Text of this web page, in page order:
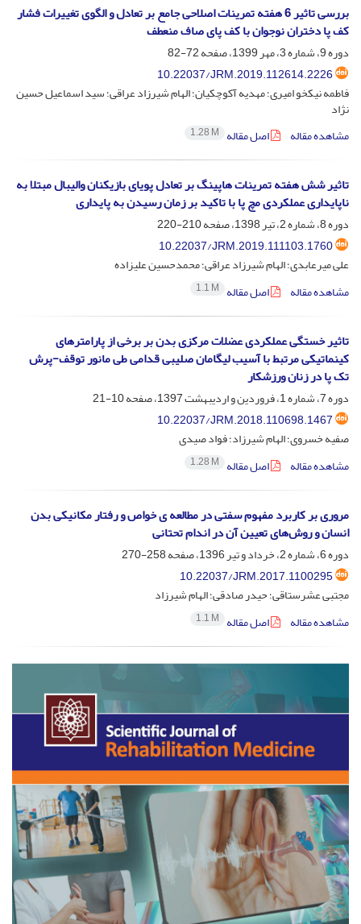
بررسی تاثیر 6 هفته تمرینات اصلاحی جامع بر تعادل و الگوی تغییرات فشار
کف پا دختران نوجوان با کف پای صاف منعطف
دوره 9، شماره 3، مهر 1399، صفحه
72-82
10.22037/JRM.2019.112614.2226
فاطمه نیکخو امیری؛ مهدیه آکوچکیان؛ الهام شیرزاد عراقی؛ سید اسماعیل حسین
نژاد
مشاهده مقاله
اصل مقاله 1.28 M
تاثیر شش هفته تمرینات هاپینگ بر تعادل پویای بازیکنان والیبال مبتلا به
ناپایداری عملکردی مچ پا با تاکید بر زمان رسیدن به پایداری
دوره 8، شماره 2، تیر 1398، صفحه
210-220
10.22037/JRM.2019.111103.1760
علی میرعابدی؛ الهام شیرزاد عراقی؛ محمدحسین علیزاده
مشاهده مقاله
اصل مقاله 1.1 M
تاثیر خستگی عملکردی عضلات مرکزی بدن بر برخی از پارامترهای
کینماتیکی مرتبط با آسیب لیگامان صلیبی قدامی طی مانور توقف-پرش
تک پا در زنان ورزشکار
دوره 7، شماره 1، فروردین و اردیبهشت 1397، صفحه
10-21
10.22037/JRM.2018.110698.1467
صفیه خسروی؛ الهام شیرزاد؛ فواد صیدی
مشاهده مقاله
اصل مقاله 1.28 M
مروری بر کاربرد مفهوم سفتی در مطالعه ی خواص و رفتار مکانیکی بدن
انسان و روش‌های تعیین آن در اندام تحتانی
دوره 6، شماره 2، خرداد و تیر 1396، صفحه
258-270
10.22037/JRM.2017.1100295
مجتبی عشرستاقی؛ حیدر صادقی؛ الهام شیرزاد
مشاهده مقاله
اصل مقاله 1.1 M